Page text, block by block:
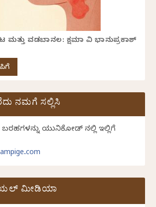
ಆಟ ಮತ್ತು ವಡಬಾನಲ: ಕ್ಷಮಾ ವಿ ಭಾನುಪ್ರಕಾಶ್
ನಮಗೆ ಸಲ್ಲಿಸಿ
ಯುನಿಕೋಡ್ ನಲ್ಲಿ ಇಲ್ಲಿಗೆ
ಮೀಡಿಯಾ